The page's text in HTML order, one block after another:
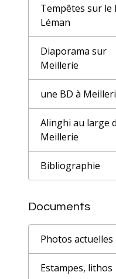
Tempêtes sur le
Léman
Diaporama sur
Meillerie
une BD à
Alinghi au large
Meillerie
Bibliographie
Documents
Photos actuelles
Estampes, lithos